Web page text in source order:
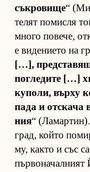
сък­ро­вище“
те­лят по­мисля
много по­ве­че,
е ви­де­ни­ето на
[…],
пог­ле­дите […]
ку­по­ли, върху
пада и от­с­кача
ния“
град, който
му, както и със